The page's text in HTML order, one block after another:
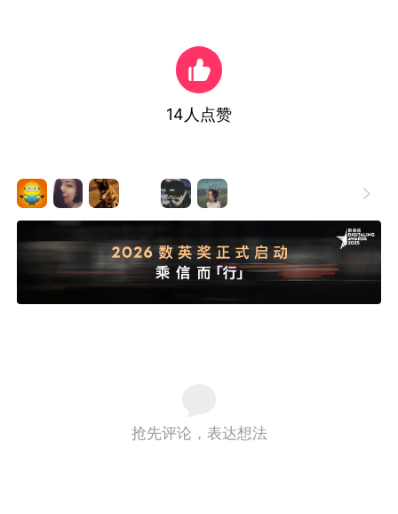
14 人点赞

抢先评论，表达想法